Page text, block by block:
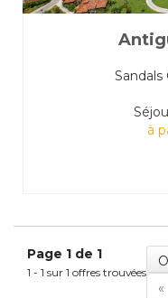
Sandals
à
Page 1 de 1
1 - 1 sur 1 offres trouvées
«